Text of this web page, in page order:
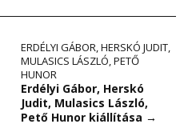
ERDÉLYI GÁBOR,HERSKÓ JUDIT,
MULASICS LÁSZLÓ,PETŐ
HUNOR
Erdélyi Gábor, Herskó
Judit, Mulasics László,
Pető Hunor kiállítása →